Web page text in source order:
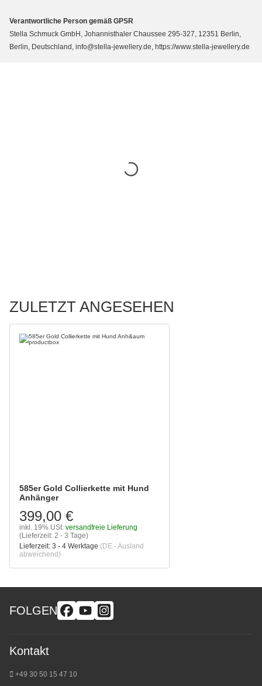
Verantwortliche Person gemäß GPSR
Stella Schmuck GmbH, Johannisthaler Chaussee 295-327, 12351 Berlin,
Berlin, Deutschland, info@stella-jewellery.de, https://www.stella-jewellery.de
ZULETZT ANGESEHEN
585er Gold Collierkette mit Hund
Anhänger
399,00 €
inkl. 19% USt. versandfreie Lieferung
(Lieferzeit: 2 - 3 Tage)
Lieferzeit: 3 - 4 Werktage (DE - Ausland
abweichend)
FOLGEN
Kontakt
+49 30 50 15 47 10